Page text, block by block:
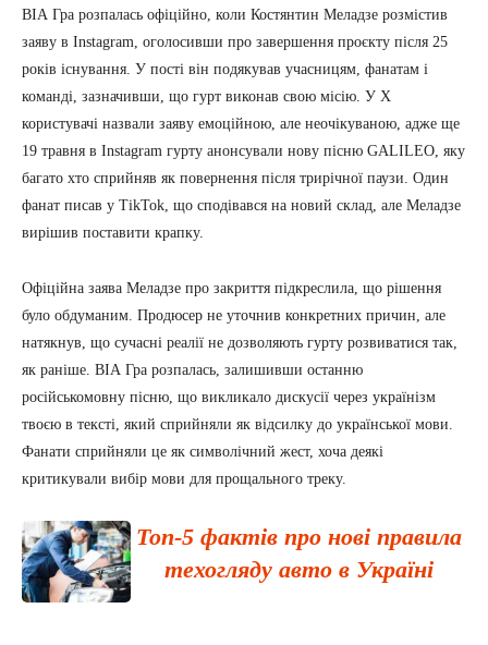
ВІА Гра розпалась офіційно, коли Костянтин Меладзе розмістив
заяву в Instagram, оголосивши про завершення проєкту після 25
років існування. У пості він подякував учасницям, фанатам і
команді, зазначивши, що гурт виконав свою місію. У X
користувачі назвали заяву емоційною, але неочікуваною, адже ще
19 травня в Instagram гурту анонсували нову пісню GALILEO, яку
багато хто сприйняв як повернення після трирічної паузи. Один
фанат писав у TikTok, що сподівався на новий склад, але Меладзе
вирішив поставити крапку.
Офіційна заява Меладзе про закриття підкреслила, що рішення
було обдуманим. Продюсер не уточнив конкретних причин, але
натякнув, що сучасні реалії не дозволяють гурту розвиватися так,
як раніше. ВІА Гра розпалась, залишивши останню
російськомовну пісню, що викликало дискусії через українізм
твоєю в тексті, який сприйняли як відсилку до української мови.
Фанати сприйняли це як символічний жест, хоча деякі
критикували вибір мови для прощального треку.
Топ-5 фактів про нові правила
техогляду авто в Україні